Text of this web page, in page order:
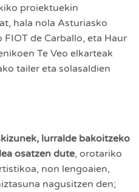
proiektuekin
hala nola Asturiasko
de Carballo, eta Haur
Te Veo elkarteak
tailer eta solasaldien
lurralde bakoitzeko
osatzen dute, orotariko
non lengoaien,
nagusitzen den;